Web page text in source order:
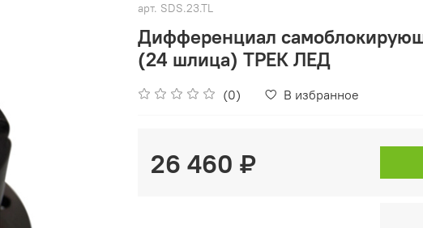
арт. SDS.23.TL
Дифференциал
(24 шлица) ТРЕК ЛЕД
(0) В избранное
26 460 ₽